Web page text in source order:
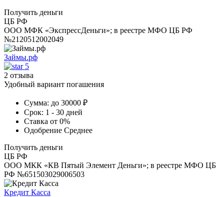
Получить деньги
ЦБ РФ
ООО МФК «ЭкспрессДеньги»; в реестре МФО ЦБ РФ
№2120512002049
Займы.рф
5
2 отзыва
Удобный вариант погашения
Сумма: до 30000 ₽
Срок: 1 - 30 дней
Ставка от 0%
Одобрение Среднее
Получить деньги
ЦБ РФ
ООО МКК «КВ Пятый Элемент Деньги»; в реестре МФО ЦБ
РФ №651503029006503
Кредит Касса